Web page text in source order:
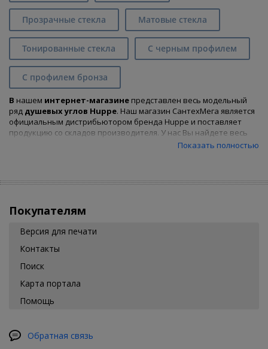
Прозрачные стекла Матовые стекла
Тонированные стекла С черным профилем
С профилем бронза
В нашем интернет-магазине представлен весь модельный
ряд душевых углов Huppe. Наш магазин СантехМега является
официальным дистрибьютором бренда Huppe и поставляет
продукцию со складов производителя. У нас Вы найдете весь
купитьдушевой
Показать полностью
Покупателям
Версия для печати
Контакты
Поиск
Карта портала
Помощь
Обратная связь